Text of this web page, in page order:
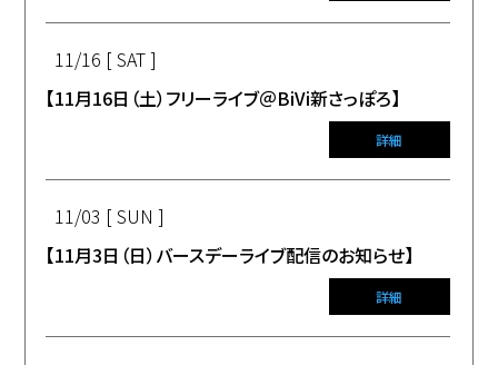
11/16 [ SAT ]
【11月16日（土）フリーライブ＠BiVi新さっぽろ】
詳細
11/03 [ SUN ]
【11月3日（日）バースデーライブ配信のお知らせ】
詳細